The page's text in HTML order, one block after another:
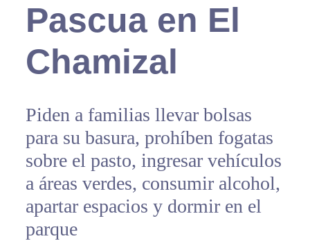
Pascua en El
Chamizal
Piden a familias llevar bolsas
para su basura, prohíben fogatas
sobre el pasto, ingresar vehículos
a áreas verdes, consumir alcohol,
apartar espacios y dormir en el
parque